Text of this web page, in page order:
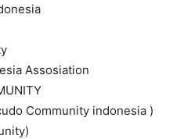
Assosiation
Community indonesia )